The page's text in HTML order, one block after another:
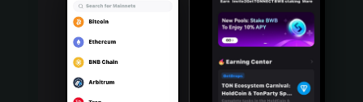
Português (Portugal)
Bahasa Indonesia